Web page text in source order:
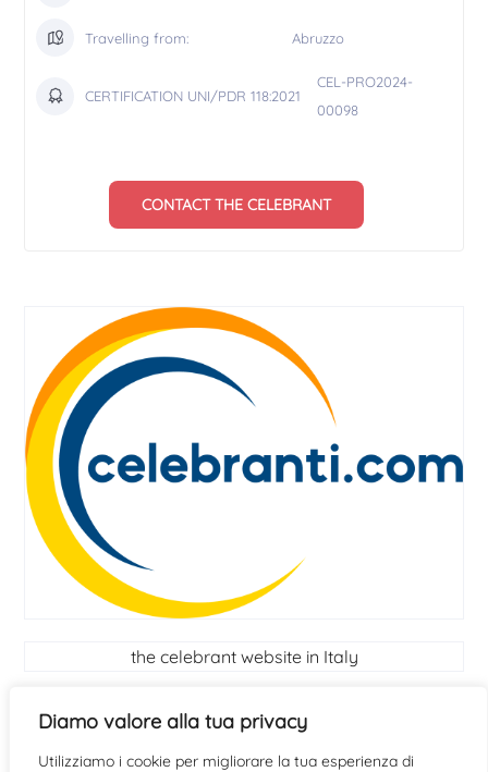
Diamo valore alla tua privacy
Utilizziamo i cookie per migliorare la tua esperienza di
Travelling from: Abruzzo
CERTIFICATION UNI/PDR 118:2021
CEL-PRO2024-
00098
CONTACT THE CELEBRANT
the celebrant website in Italy
Celebrant
find out if you have the qualities to become a